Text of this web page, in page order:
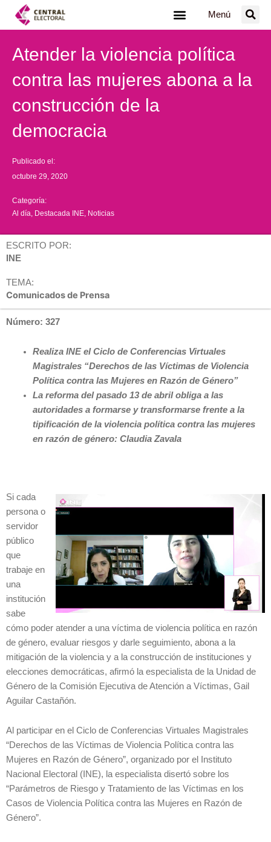
Menú
Atender la violencia política
contra las mujeres abona a la
construcción de la
democracia
Publicado el:
octubre 29, 2020
Categoría:
Al día Destacada INE Noticias
ESCRITO POR:
INE
TEMA:
Comunicados de Prensa
Número: 327
Realiza INE el Ciclo de Conferencias Virtuales
Magistrales “Derechos de las Víctimas de Violencia
Política contra las Mujeres en Razón de Género”
La reforma del pasado 13 de abril obliga a las
autoridades a formarse y transformarse frente a la
tipificación de la violencia política contra las mujeres
en razón de género: Claudia Zavala
Si cada
persona o
servidor
público
que
trabaje en
una
institución
sabe
cómo poder atender a una víctima de violencia política en razón
de género, evaluar riesgos y darle seguimiento, abona a la
mitigación de la violencia y a la construcción de instituciones y
elecciones democráticas, afirmó la especialista de la Unidad de
Género de la Comisión Ejecutiva de Atención a Víctimas, Gail
Aguilar Castañón.
Al participar en el Ciclo de Conferencias Virtuales Magistrales
“Derechos de las Víctimas de Violencia Política contra las
Mujeres en Razón de Género”, organizado por el Instituto
Nacional Electoral (INE), la especialista disertó sobre los
“Parámetros de Riesgo y Tratamiento de las Víctimas en los
Casos de Violencia Política contra las Mujeres en Razón de
Género”.